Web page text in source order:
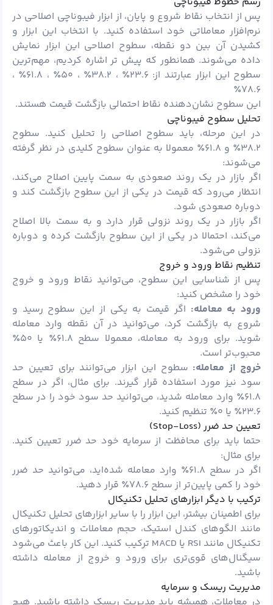
پس از انتخاب نقاط شروع و پایان، از ابزار فیبوناچی اصلاحی در
نرم‌افزار معاملاتی خود استفاده کنید. با انتخاب این ابزار و
کشیدن آن بین دو نقطه، سطوح اصلاحی این ابزار نمایش
داده می‌شوند. همانطور که پیش تر اشاره کردیم، مهم‌ترین
سطوح این ابزار عبارتند از: ۲۳.۶٪ ، ۳۸.۲٪ ، ۵۰٪ ، ۶۱.۸٪ ،
۷۸.۶٪
این سطوح نشان‌دهنده نقاط احتمالی بازگشت قیمت هستند.
تحلیل سطوح فیبوناچی
در این مرحله، باید سطوح اصلاحی را تحلیل کنید. سطوح
۳۸.۲٪ و ۶۱.۸٪ معمولا به عنوان سطوح کلیدی در نظر گرفته
می‌شوند:
اگر بازار در یک روند صعودی به سمت پایین اصلاح می‌کند،
انتظار می‌رود که قیمت در یکی از این سطوح بازگشت کند و
دوباره صعودی شود.
اگر بازار در یک روند نزولی قرار دارد و به سمت بالا اصلاح
می‌کند، احتمالا در یکی از این سطوح بازگشت کرده و دوباره
نزولی می‌شود.
تنظیم نقاط ورود و خروج
پس از شناسایی این سطوح، می‌توانید نقاط ورود و خروج
خود را مشخص کنید:
ورود به معامله: اگر قیمت به یکی از این سطوح رسید و
شروع به بازگشت کرد، می‌توانید در آن نقطه وارد معامله
شوید. برای ورود به معامله، معمولا سطح ۶۱.۸٪ یا ۵۰٪
محبوب‌تر است.
خروج از معامله: سطوح این ابزار می‌توانند برای تعیین حد
سود نیز مورد استفاده قرار گیرند. برای مثال، اگر در سطح
۶۱.۸٪ وارد معامله شدید، می‌توانید حد سود خود را در سطح
۲۳.۶٪ یا ۰٪ تنظیم کنید.
تعیین حد ضرر (Stop-Loss)
حتما باید برای محافظت از سرمایه خود حد ضرر تعیین کنید.
برای مثال:
اگر در سطح ۶۱.۸٪ وارد معامله شده‌اید، می‌توانید حد ضرر
خود را کمی پایین‌تر از سطح ۷۸.۶٪ قرار دهید.
ترکیب با دیگر ابزارهای تحلیل تکنیکال
برای اطمینان بیشتر، این ابزار را با سایر ابزارهای تحلیل تکنیکال
مانند الگوهای کندل استیک، حجم معاملات و اندیکاتورهای
تکنیکال مانند RSI یا MACD ترکیب کنید. این کار باعث می‌شود
سیگنال‌های قوی‌تری برای ورود و خروج از معامله داشته
باشید.
مدیریت ریسک و سرمایه